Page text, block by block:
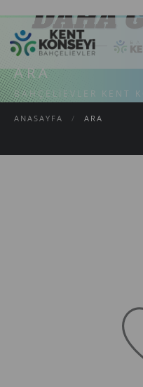
ARA
BAHÇELIEVLER KENT
ANASAYFA / ARA